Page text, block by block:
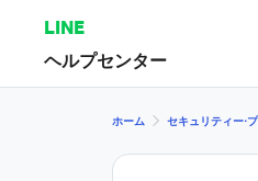
LINE
ヘルプセンター
ホーム セキュリティー⋅